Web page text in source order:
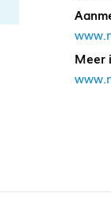
Meer